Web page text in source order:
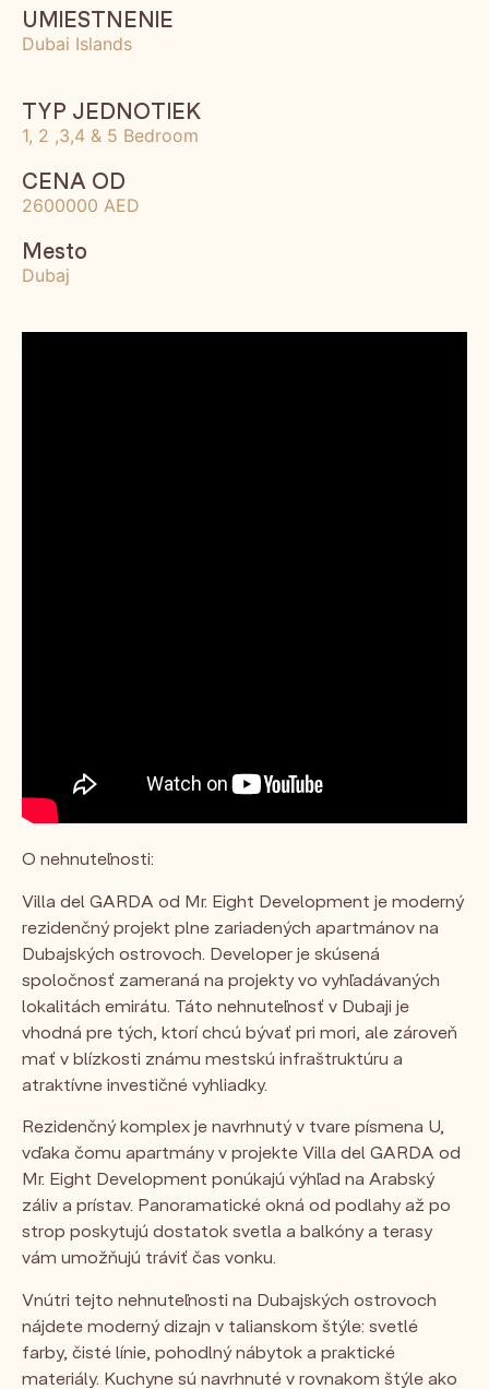
UMIESTNENIE
Dubai Islands
TYP JEDNOTIEK
1, 2 ,3,4 & 5 Bedroom
CENA OD
2600000 AED
Mesto
Dubaj
O nehnuteľnosti:
Villa del GARDA od Mr. Eight Development je moderný
rezidenčný projekt plne zariadených apartmánov na
Dubajských ostrovoch. Developer je skúsená
spoločnosť zameraná na projekty vo vyhľadávaných
lokalitách emirátu. Táto nehnuteľnosť v Dubaji je
vhodná pre tých, ktorí chcú bývať pri mori, ale zároveň
mať v blízkosti známu mestskú infraštruktúru a
atraktívne investičné vyhliadky.
Rezidenčný komplex je navrhnutý v tvare písmena U,
vďaka čomu apartmány v projekte Villa del GARDA od
Mr. Eight Development ponúkajú výhľad na Arabský
záliv a prístav. Panoramatické okná od podlahy až po
strop poskytujú dostatok svetla a balkóny a terasy
vám umožňujú tráviť čas vonku.
Vnútri tejto nehnuteľnosti na Dubajských ostrovoch
nájdete moderný dizajn v talianskom štýle: svetlé
farby, čisté línie, pohodlný nábytok a praktické
materiály. Kuchyne sú navrhnuté v rovnakom štýle ako